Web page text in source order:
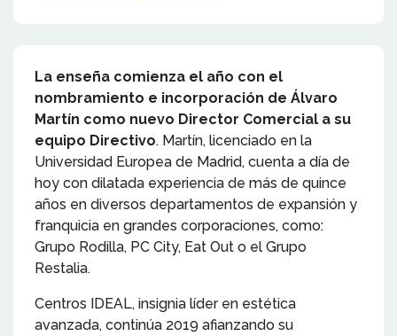
La enseña comienza el año con el
nombramiento e incorporación de Álvaro
Martín como nuevo Director Comercial a su
equipo Directivo. Martín, licenciado en la
Universidad Europea de Madrid, cuenta a día de
hoy con dilatada experiencia de más de quince
años en diversos departamentos de expansión y
franquicia en grandes corporaciones, como:
Grupo Rodilla, PC City, Eat Out o el Grupo
Restalia.
Centros IDEAL, insignia líder en estética
avanzada, continúa 2019 afianzando su